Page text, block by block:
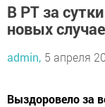
В РТ за
новых
admin, 5 апреля
Выздоровело за